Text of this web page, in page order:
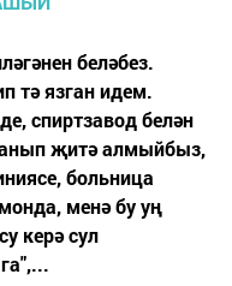
беләбез.
тә язган идем.
спиртзавод белән
җитә алмыйбыз,
больница
менә бу уң
керә сул